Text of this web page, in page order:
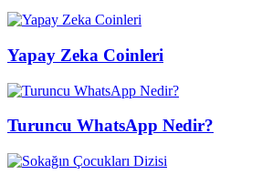
Yapay Zeka Coinleri
Turuncu WhatsApp Nedir?